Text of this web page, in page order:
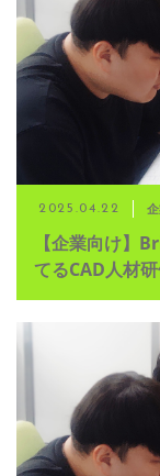
2025.04.22
【企業向け】
てるCAD人材